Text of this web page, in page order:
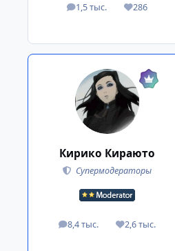
1,5 тыс.
посты 286
Репутация
Кирико Кираюто
Супермодераторы
8,4 тыс.
посты 2,6 тыс.
Репутация